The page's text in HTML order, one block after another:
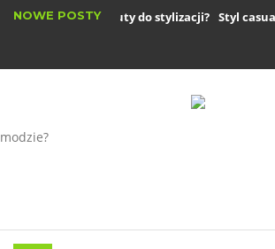
NOWE POSTY
Jak dobrać buty do stylizacji?
Styl